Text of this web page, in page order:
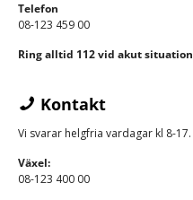
Telefon
08-123 459 00
Ring alltid 112 vid akut situation
Kontakt
Vi svarar helgfria vardagar kl 8-17.
Växel:
08-123 400 00